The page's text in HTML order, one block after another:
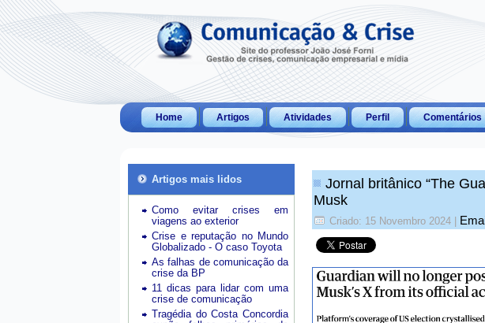
Home Artigos Atividades Perfil Comentários
Artigos mais lidos
Como evitar crises em
viagens ao exterior
Crise e reputação no Mundo
Globalizado - O caso Toyota
As falhas de comunicação da
crise da BP
11 dicas para lidar com uma
crise de comunicação
Tragédia do Costa Concordia
Jornal britânico “The
Musk
Criado: 15 Novembro 2024